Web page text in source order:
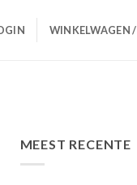
WINKELWAGEN /
MEEST RECENTE